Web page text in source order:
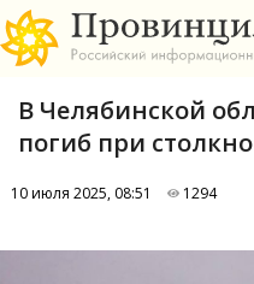
В Челябинской
погиб при
10 июля 2025, 08:51 1294